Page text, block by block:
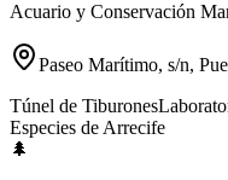
Acuario y Conservación
Paseo Marítimo, s/n,
Túnel de Tiburones
Especies de Arrecife
🌲